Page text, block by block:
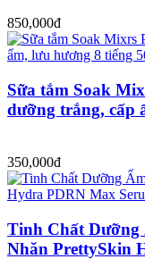
850,000đ
Sữa tắm Soak
dưỡng trắng, cấp
350,000đ
Tinh Chất Dưỡng
Nhăn PrettySkin